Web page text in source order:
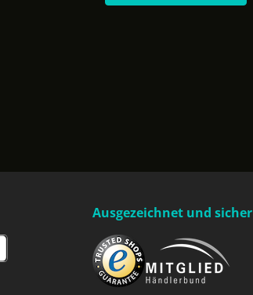
Ausgezeichnet und sicher